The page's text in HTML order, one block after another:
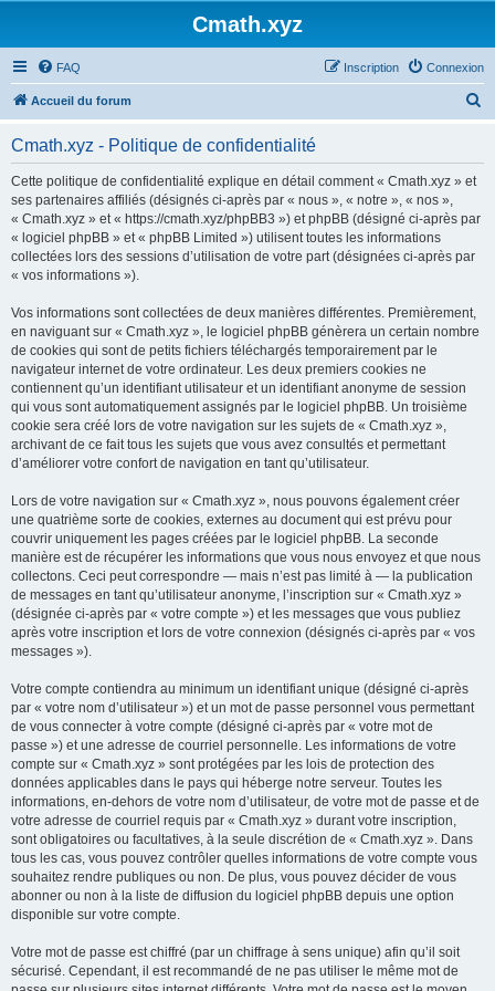
Cmath.xyz
FAQ Connexion
Inscription
Accueil du forum
Cmath.xyz - Politique de confidentialité
Cette politique de confidentialité explique en détail comment « Cmath.xyz » et
ses partenaires affiliés (désignés ci-après par « nous », « notre », « nos »,
« Cmath.xyz » et « https://cmath.xyz/phpBB3 ») et phpBB (désigné ci-après par
« logiciel phpBB » et « phpBB Limited ») utilisent toutes les informations
collectées lors des sessions d’utilisation de votre part (désignées ci-après par
« vos informations »).
Vos informations sont collectées de deux manières différentes. Premièrement,
en naviguant sur « Cmath.xyz », le logiciel phpBB génèrera un certain nombre
de cookies qui sont de petits fichiers téléchargés temporairement par le
navigateur internet de votre ordinateur. Les deux premiers cookies ne
contiennent qu’un identifiant utilisateur et un identifiant anonyme de session
qui vous sont automatiquement assignés par le logiciel phpBB. Un troisième
cookie sera créé lors de votre navigation sur les sujets de « Cmath.xyz »,
archivant de ce fait tous les sujets que vous avez consultés et permettant
d’améliorer votre confort de navigation en tant qu’utilisateur.
Lors de votre navigation sur « Cmath.xyz », nous pouvons également créer
une quatrième sorte de cookies, externes au document qui est prévu pour
couvrir uniquement les pages créées par le logiciel phpBB. La seconde
manière est de récupérer les informations que vous nous envoyez et que nous
collectons. Ceci peut correspondre — mais n’est pas limité à — la publication
de messages en tant qu’utilisateur anonyme, l’inscription sur « Cmath.xyz »
(désignée ci-après par « votre compte ») et les messages que vous publiez
après votre inscription et lors de votre connexion (désignés ci-après par « vos
messages »).
Votre compte contiendra au minimum un identifiant unique (désigné ci-après
par « votre nom d’utilisateur ») et un mot de passe personnel vous permettant
de vous connecter à votre compte (désigné ci-après par « votre mot de
passe ») et une adresse de courriel personnelle. Les informations de votre
compte sur « Cmath.xyz » sont protégées par les lois de protection des
données applicables dans le pays qui héberge notre serveur. Toutes les
informations, en-dehors de votre nom d’utilisateur, de votre mot de passe et de
votre adresse de courriel requis par « Cmath.xyz » durant votre inscription,
sont obligatoires ou facultatives, à la seule discrétion de « Cmath.xyz ». Dans
tous les cas, vous pouvez contrôler quelles informations de votre compte vous
souhaitez rendre publiques ou non. De plus, vous pouvez décider de vous
abonner ou non à la liste de diffusion du logiciel phpBB depuis une option
disponible sur votre compte.
Votre mot de passe est chiffré (par un chiffrage à sens unique) afin qu’il soit
sécurisé. Cependant, il est recommandé de ne pas utiliser le même mot de